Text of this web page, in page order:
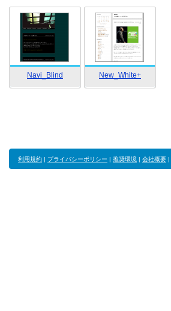
Navi_Blind New_White+
利用規約 | プライバシーポリシー | 推奨環境 | 会社概要 |